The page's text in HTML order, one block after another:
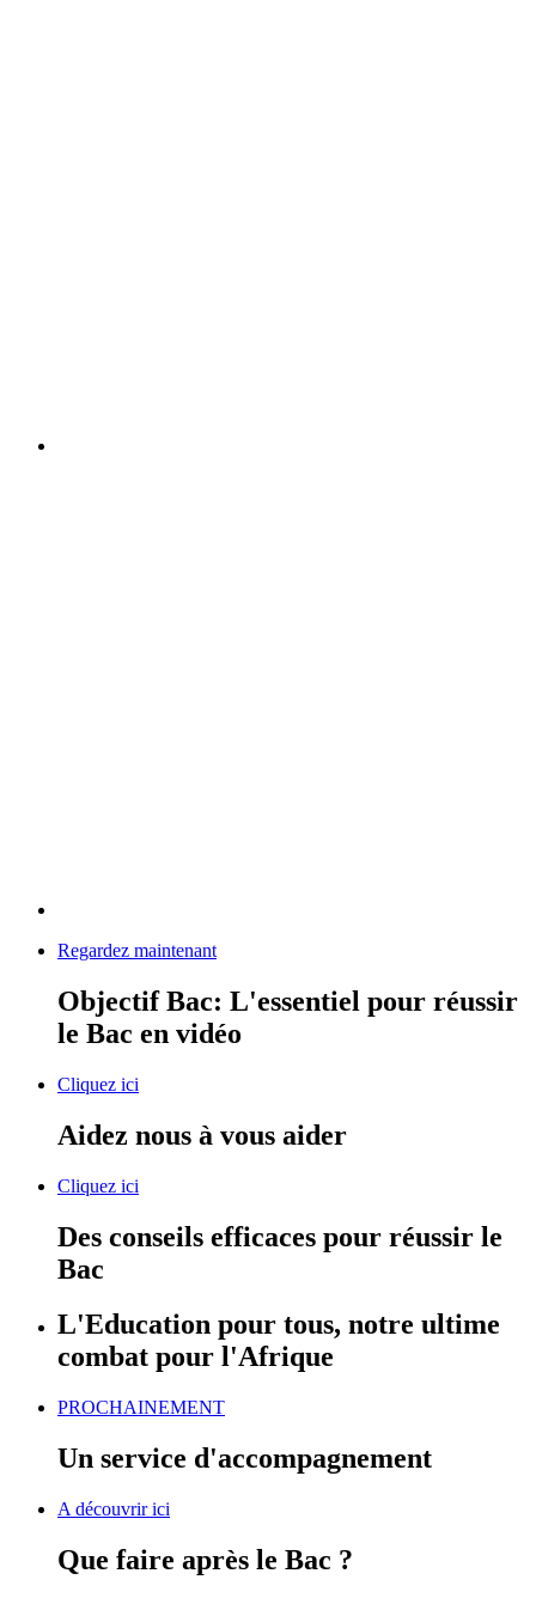
Regardez maintenant
Objectif Bac: L'essentiel pour réussir
le Bac en vidéo
Cliquez ici
Aidez nous à vous aider
Cliquez ici
Des conseils efficaces pour réussir le
Bac
L'Education pour tous, notre ultime
combat pour l'Afrique
PROCHAINEMENT
Un service d'accompagnement
A découvrir ici
Que faire après le Bac ?